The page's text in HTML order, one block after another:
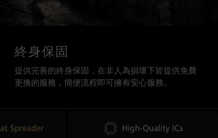
終身保固
提供完善的終身保固，在非人為損壞下皆提供免費
更換的服務，簡便流程即可擁有安心服務。